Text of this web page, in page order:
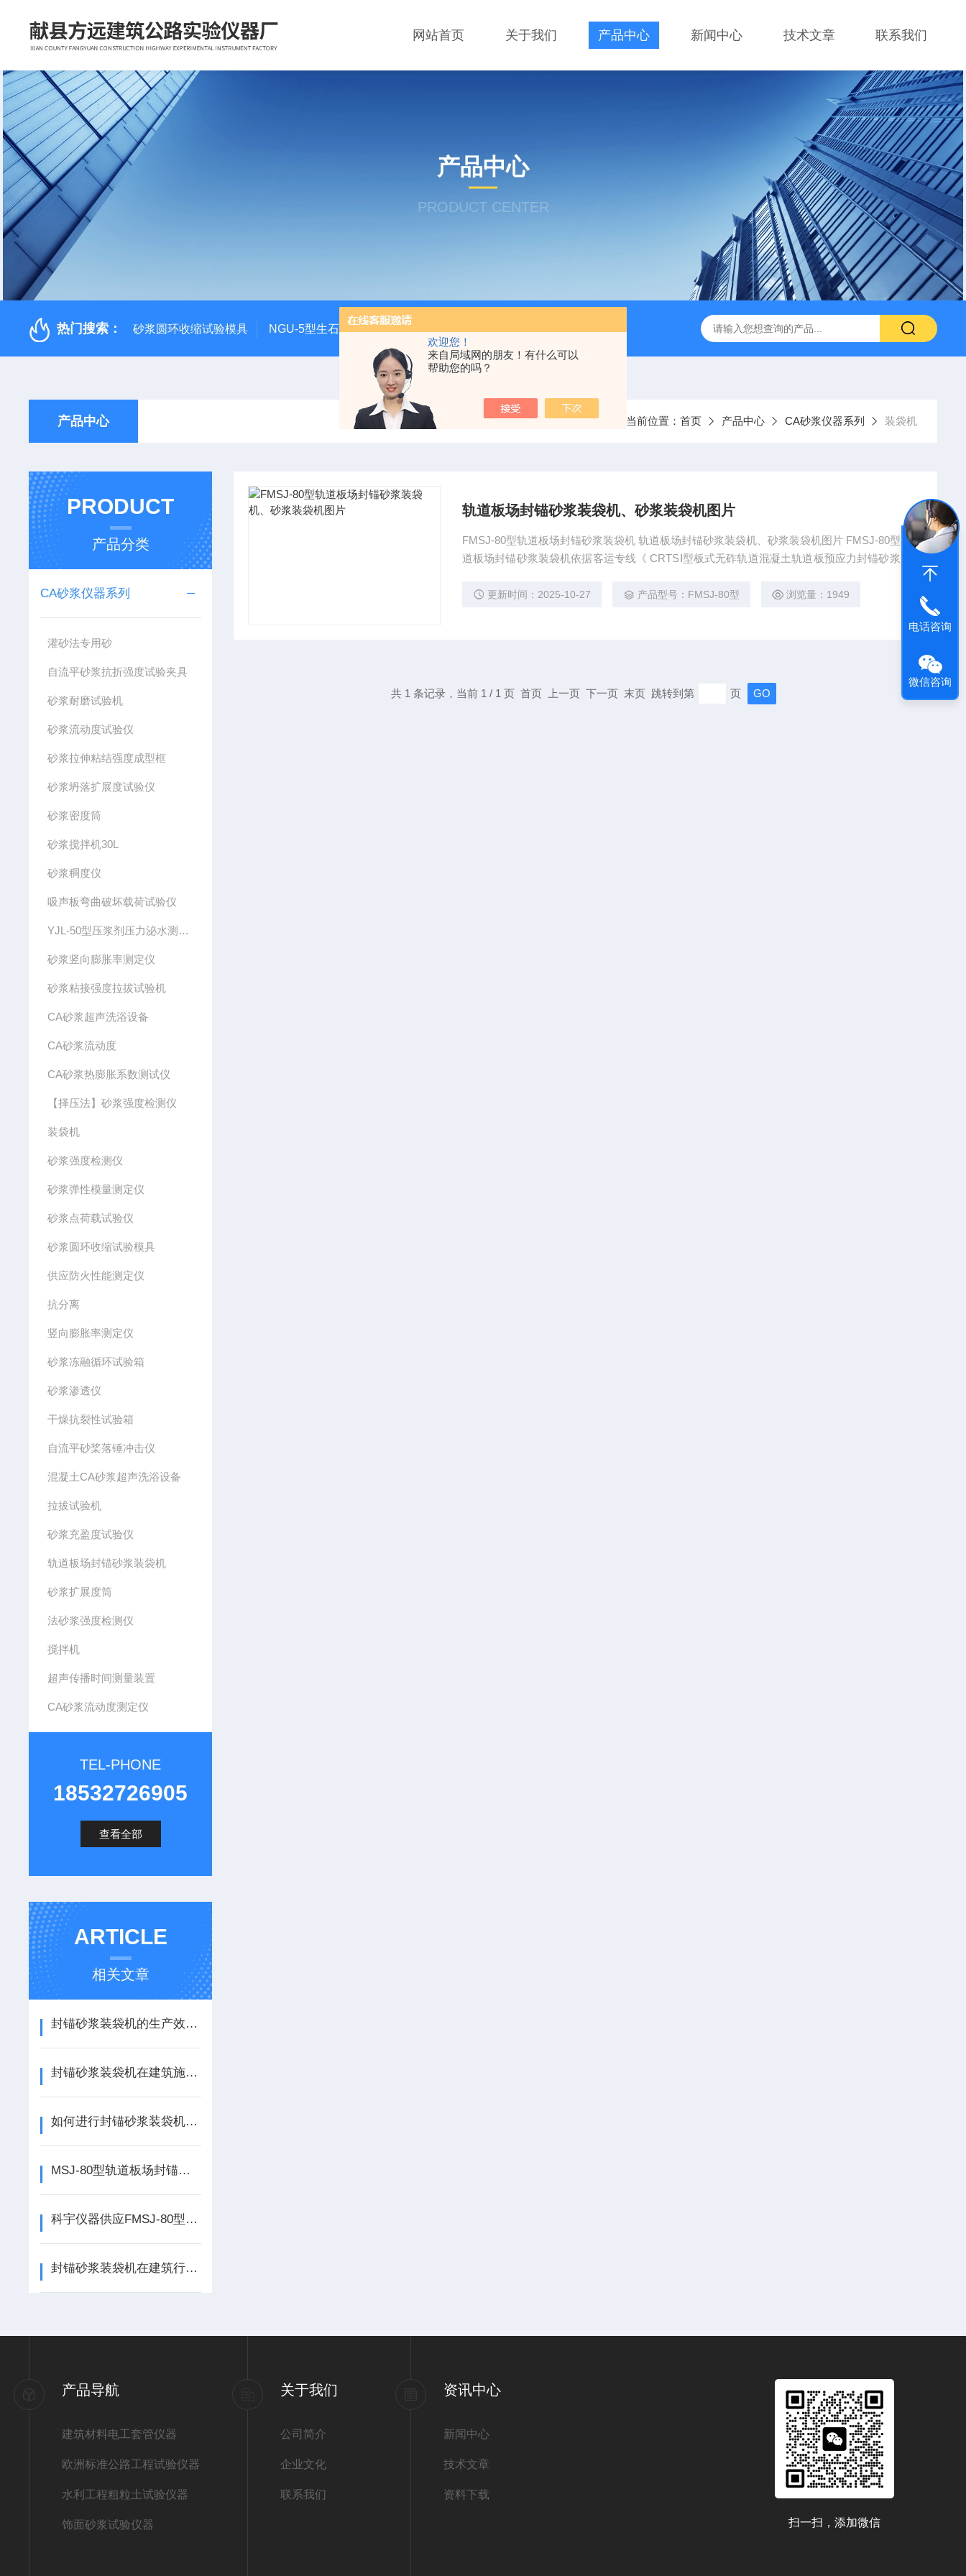
欢迎您！
来自局域网的朋友！有什么可以
帮助您的吗？
网站首页 关于我们 产品中心 新闻中心 技术文章 联系我们
产品中心
PRODUCT CENTER
热门搜索： 砂浆圆环收缩试验模具 NGU-5型生石灰消化器（保温带盖消化器） *GB/T 50080-2016标准普通混凝土泌水率试验容量筒试验方法 生石灰浆渣测定仪
产品中心 当前位置： 首页 产品中心 CA砂浆仪器系列 装袋机
PRODUCT
产品分类
CA砂浆仪器系列
灌砂法专用砂
自流平砂浆抗折强度试验夹具
砂浆耐磨试验机
砂浆流动度试验仪
砂浆拉伸粘结强度成型框
砂浆坍落扩展度试验仪
砂浆密度筒
砂浆搅拌机30L
砂浆稠度仪
吸声板弯曲破坏载荷试验仪
YJL-50型压浆剂压力泌水测定仪
砂浆竖向膨胀率测定仪
砂浆粘接强度拉拔试验机
CA砂浆超声洗浴设备
CA砂浆流动度
CA砂浆热膨胀系数测试仪
【择压法】砂浆强度检测仪
装袋机
砂浆强度检测仪
砂浆弹性模量测定仪
砂浆点荷载试验仪
砂浆圆环收缩试验模具
供应防火性能测定仪
抗分离
竖向膨胀率测定仪
砂浆冻融循环试验箱
砂浆渗透仪
干燥抗裂性试验箱
自流平砂桨落锤冲击仪
混凝土CA砂浆超声洗浴设备
拉拔试验机
砂浆充盈度试验仪
轨道板场封锚砂浆装袋机
砂浆扩展度筒
法砂浆强度检测仪
搅拌机
超声传播时间测量装置
CA砂浆流动度测定仪
TEL-PHONE
18532726905
查看全部
ARTICLE
相关文章
封锚砂浆装袋机的生产效率如何提高？
封锚砂浆装袋机在建筑施工中的应用
如何进行封锚砂浆装袋机的维护保养？
MSJ-80型轨道板场封锚砂浆装袋机技术参数
科宇仪器供应FMSJ-80型轨道板场封锚砂浆装袋机操作方法
封锚砂浆装袋机在建筑行业中的应用有哪些？
轨道板场封锚砂浆装袋机、砂浆装袋机图片
FMSJ-80型轨道板场封锚砂浆装袋机 轨道板场封锚砂浆装袋机、砂浆装袋机图片 FMSJ-80型轨
道板场封锚砂浆装袋机依据客运专线《 CRTSⅠ型板式无砟轨道混凝土轨道板预应力封锚砂浆》
更新时间：2025-10-27 产品型号：FMSJ-80型 浏览量：1949
共 1 条记录，当前 1 / 1 页 首页 上一页 下一页 末页 跳转到第 页
产品导航
建筑材料电工套管仪器
欧洲标准公路工程试验仪器
水利工程粗粒土试验仪器
饰面砂浆试验仪器
关于我们
公司简介
企业文化
联系我们
资讯中心
新闻中心
技术文章
资料下载
扫一扫，添加微信
电话咨询
微信咨询